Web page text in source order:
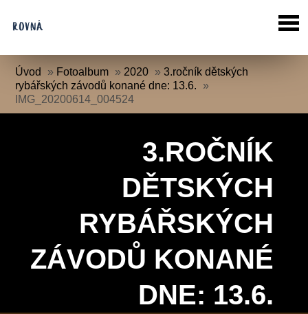
Úvod » Fotoalbum » 2020 »3.ročník dětských
rybářských závodů konané dne: 13.6.
»
IMG_20200614_004524
3.ROČNÍK
DĚTSKÝCH
RYBÁŘSKÝCH
ZÁVODŮ KONANÉ
DNE: 13.6.